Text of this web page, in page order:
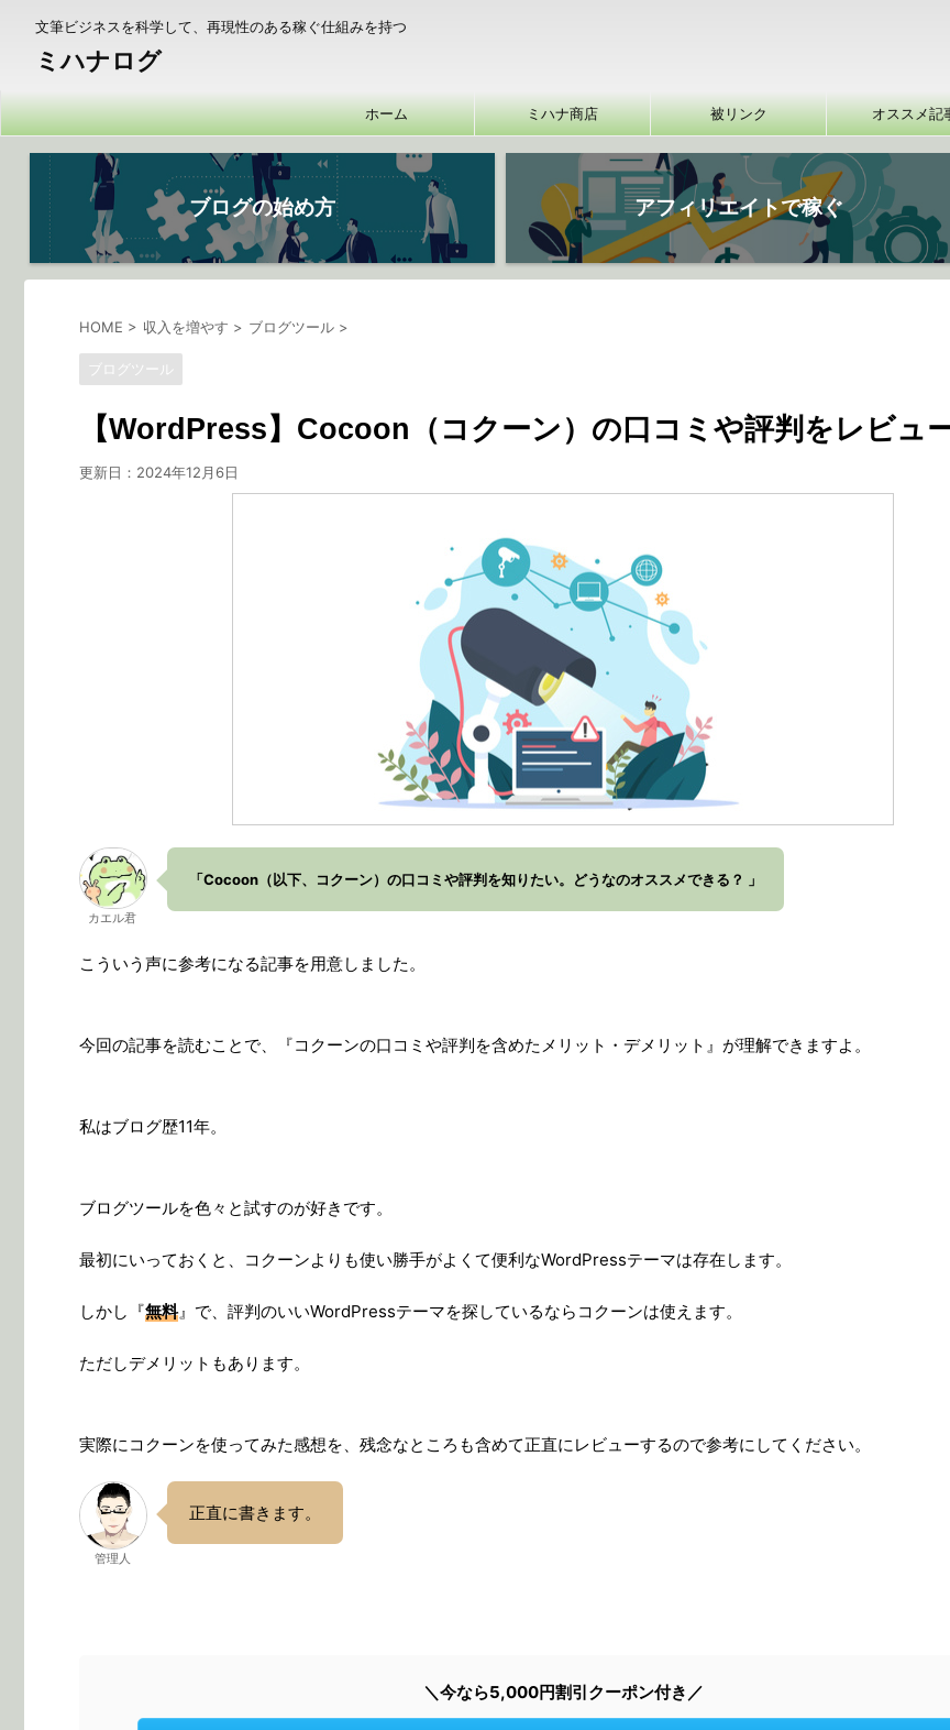
文筆ビジネスを科学して、再現性のある稼ぐ仕組みを持つ
ミハナログ
ホーム ミハナ商店 被リンク オススメ記
ブログの始め方 アフィリエイトで稼ぐ
HOME > 収入を増やす > ブログツール >
ブログツール
【WordPress】Cocoon（コクーン）の口コミや評判をレビュ
更新日： 2024年12月6日
カエル君
「Cocoon（以下、コクーン）の口コミや評判を知りたい。どうなのオススメできる？ 」
こういう声に参考になる記事を用意しました。
今回の記事を読むことで、『コクーンの口コミや評判を含めたメリット・デメリット』が理解できますよ。
私はブログ歴11年。
ブログツールを色々と試すのが好きです。
最初にいっておくと、コクーンよりも使い勝手がよくて便利なWordPressテーマは存在します。
しかし『無料』で、評判のいいWordPressテーマを探しているならコクーンは使えます。
ただしデメリットもあります。
実際にコクーンを使ってみた感想を、残念なところも含めて正直にレビューするので参考にしてください。
管理人
正直に書きます。
＼今なら5,000円割引クーポン付き／